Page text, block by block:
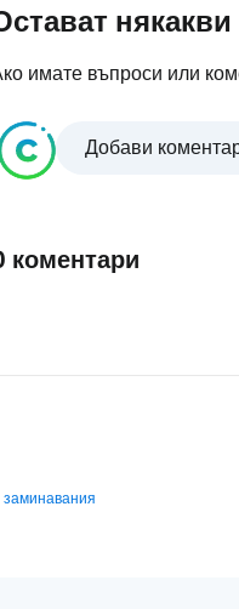
имате въпроси или
Добави
коментари